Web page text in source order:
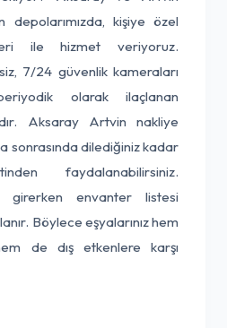
depolarımızda, kişiye özel
ile hizmet veriyoruz.
7/24 güvenlik kameraları
olarak ilaçlanan
Aksaray Artvin nakliye
sonrasında dilediğiniz kadar
faydalanabilirsiniz.
girerken envanter listesi
Böylece eşyalarınız hem
de dış etkenlere karşı